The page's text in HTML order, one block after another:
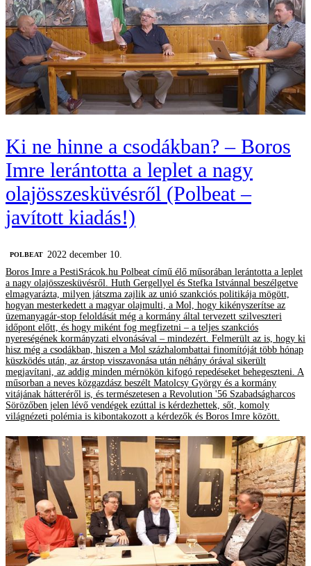
Ki ne hinne a csodákban? – Boros
Imre lerántotta a leplet a nagy
olajösszesküvésről (Polbeat –
javított kiadás!)
‎POLBEAT
2022 december 10.
Boros Imre a PestiSrácok.hu Polbeat című élő műsorában lerántotta a leplet
a nagy olajösszesküvésről. Huth Gergellyel és Stefka Istvánnal beszélgetve
elmagyarázta, milyen játszma zajlik az unió szankciós politikája mögött,
hogyan mesterkedett a magyar olajmulti, a Mol, hogy kikényszerítse az
üzemanyagár-stop feloldását még a kormány által tervezett szilveszteri
időpont előtt, és hogy miként fog megfizetni – a teljes szankciós
nyereségének kormányzati elvonásával – mindezért. Felmerült az is, hogy ki
hisz még a csodákban, hiszen a Mol százhalombattai finomítóját több hónap
küszködés után, az árstop visszavonása után néhány órával sikerült
megjavítani, az addig minden mérnökön kifogó repedéseket behegeszteni. A
műsorban a neves közgazdász beszélt Matolcsy György és a kormány
vitájának hátteréről is, és természetesen a Revolution '56 Szabadságharcos
Sörözőben jelen lévő vendégek ezúttal is kérdezhettek, sőt, komoly
világnézeti polémia is kibontakozott a kérdezők és Boros Imre között.